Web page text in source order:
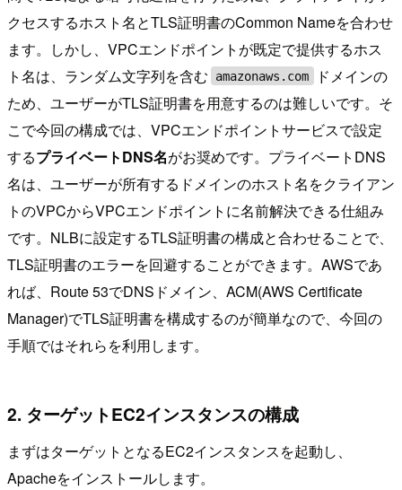
クセスするホスト名とTLS証明書のCommon Nameを合わせ
ます。しかし、VPCエンドポイントが既定で提供するホス
ト名は、ランダム文字列を含む
amazonaws.com
ドメインの
ため、ユーザーがTLS証明書を用意するのは難しいです。そ
こで今回の構成では、VPCエンドポイントサービスで設定
するプライベートDNS名がお奨めです。プライベートDNS
名は、ユーザーが所有するドメインのホスト名をクライアン
トのVPCからVPCエンドポイントに名前解決できる仕組み
です。NLBに設定するTLS証明書の構成と合わせることで、
TLS証明書のエラーを回避することができます。AWSであ
れば、Route 53でDNSドメイン、ACM(AWS Certificate
Manager)でTLS証明書を構成するのが簡単なので、今回の
手順ではそれらを利用します。
2. ターゲットEC2インスタンスの構成
まずはターゲットとなるEC2インスタンスを起動し、
Apacheをインストールします。